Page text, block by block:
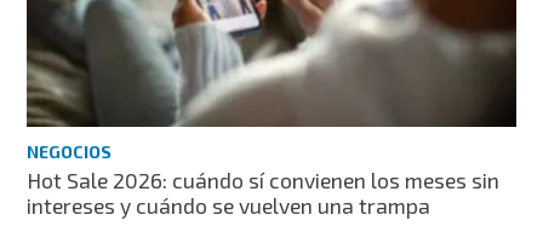
NEGOCIOS
Hot Sale 2026: cuándo sí convienen los meses sin
intereses y cuándo se vuelven una trampa